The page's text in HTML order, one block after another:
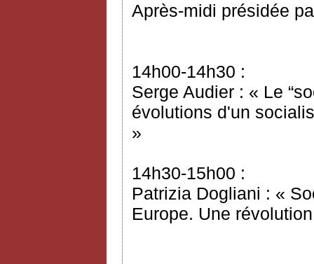
Après-midi présidée
14h00-14h30 :
Serge Audier : « Le
évolutions d'un
»
14h30-15h00 :
Patrizia Dogliani : «
Europe. Une